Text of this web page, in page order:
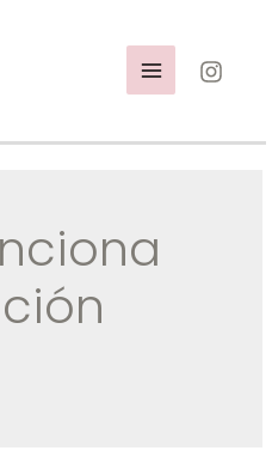
MAIN
MENU